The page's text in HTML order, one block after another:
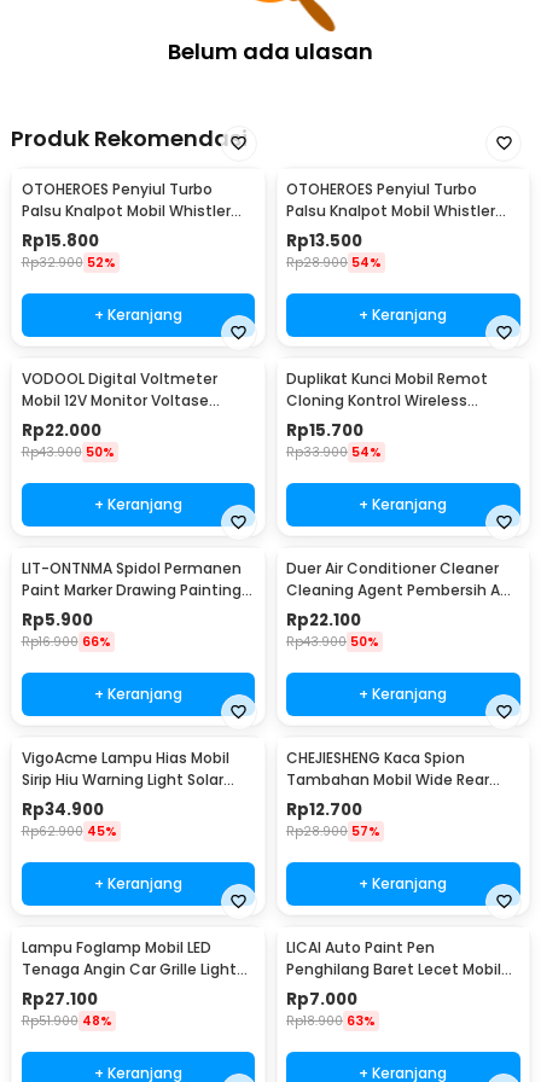
Belum ada ulasan
Produk Rekomendasi
OTOHEROES Penyiul Turbo
Palsu Knalpot Mobil Whistler
1000-2400cc L - TUR007
Rp15.800
Rp32.900 52%
+ Keranjang
OTOHEROES Penyiul Turbo
Palsu Knalpot Mobil Whistler
1000-1800cc M 1.6-2.0 - TUR007
Rp13.500
Rp28.900 54%
+ Keranjang
VODOOL Digital Voltmeter
Mobil 12V Monitor Voltase
Baterai LED Display - QY836
Rp22.000
Rp43.900 50%
+ Keranjang
Duplikat Kunci Mobil Remot
Cloning Kontrol Wireless
433.92MHz 1 PCS - WE32
Rp15.700
Rp33.900 54%
+ Keranjang
LIT-ONTNMA Spidol Permanen
Paint Marker Drawing Painting
Oil Base - MP-01
Rp5.900
Rp16.900 66%
+ Keranjang
Duer Air Conditioner Cleaner
Cleaning Agent Pembersih AC
Rumah 500ml - QUY1640
Rp22.100
Rp43.900 50%
+ Keranjang
VigoAcme Lampu Hias Mobil
Sirip Hiu Warning Light Solar
Energy 8 LED - FZWJSD
Rp34.900
Rp62.900 45%
+ Keranjang
CHEJIESHENG Kaca Spion
Tambahan Mobil Wide Rear
View Anti Blind Spot - SY-080
Rp12.700
Rp28.900 57%
+ Keranjang
Lampu Foglamp Mobil LED
Tenaga Angin Car Grille Light
Wind Power 2 PCS - XY044
Rp27.100
Rp51.900 48%
+ Keranjang
LICAI Auto Paint Pen
Penghilang Baret Lecet Mobil
Scratch Removal 12ml
Rp7.000
Rp18.900 63%
+ Keranjang